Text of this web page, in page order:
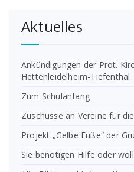
Aktuelles
Ankündigungen der Prot.
Hettenleidelheim-Tiefenthal
Zum Schulanfang
Zuschüsse an Vereine für
Projekt „Gelbe Füße“ der
Sie benötigen Hilfe oder